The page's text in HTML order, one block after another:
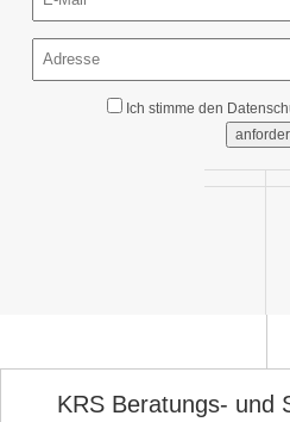
Ich stimme den
KRS Beratungs- und